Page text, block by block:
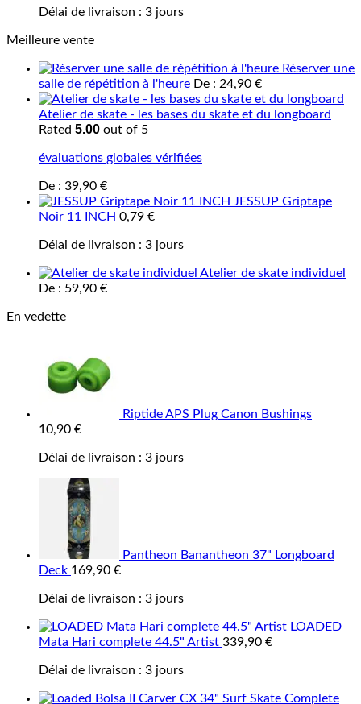
Délai de livraison : 3 jours
Meilleure vente
Réserver une
salle de répétition à l'heure De : 24,90 €
Atelier de skate - les bases du skate et du longboard
Rated 5.00 out of 5
évaluations globales vérifiées
De : 39,90 €
JESSUP Griptape
Noir 11 INCH 0,79 €
Délai de livraison : 3 jours
Atelier de skate individuel
De : 59,90 €
En vedette
Riptide APS Plug Canon Bushings
10,90 €
Délai de livraison : 3 jours
Pantheon Banantheon 37" Longboard
Deck 169,90 €
Délai de livraison : 3 jours
LOADED
Mata Hari complete 44.5" Artist 339,90 €
Délai de livraison : 3 jours